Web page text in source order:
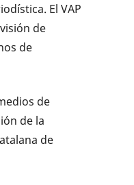
El VAP
de
de
de
de la
de